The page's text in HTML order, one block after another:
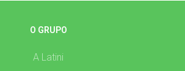
O GRUPO
A Latini